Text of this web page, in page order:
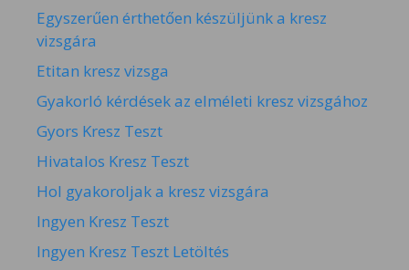
Egyszerűen érthetően készüljünk a kresz
vizsgára
Etitan kresz vizsga
Gyakorló kérdések az elméleti kresz vizsgához
Gyors Kresz Teszt
Hivatalos Kresz Teszt
Hol gyakoroljak a kresz vizsgára
Ingyen Kresz Teszt
Ingyen Kresz Teszt Letöltés